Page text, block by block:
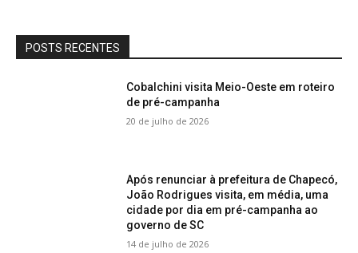
POSTS RECENTES
Cobalchini visita Meio-Oeste em roteiro
de pré-campanha
20 de julho de 2026
Após renunciar à prefeitura de Chapecó,
João Rodrigues visita, em média, uma
cidade por dia em pré-campanha ao
governo de SC
14 de julho de 2026